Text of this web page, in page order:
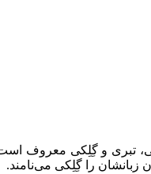
تبری و گِلِکی معروف
زبانشان را گِلِکی می‌نامند.